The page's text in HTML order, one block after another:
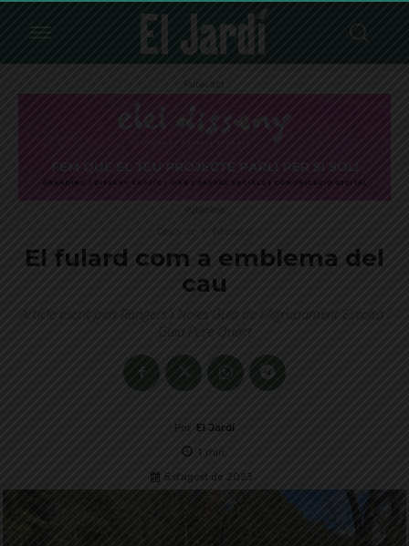
Publicitat
Publicitat
El fulard com a emblema del
cau
Article escrit pels Ràngers i Noies Guia de l'Agrupament Escolta i
Guia Pere Quart
Per El Jardí
1 min.
5 d'agost de 2023